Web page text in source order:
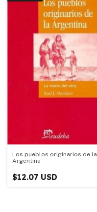
Los pueblos originarios de la
Argentina
$12.07 USD